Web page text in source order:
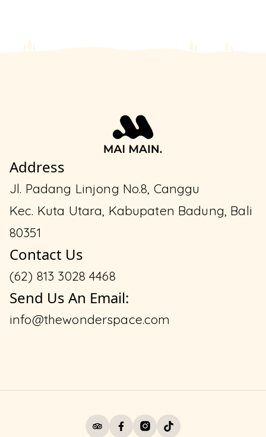
Address
Jl. Padang Linjong No.8, Canggu
Kec. Kuta Utara, Kabupaten Badung, Bali
80351
Contact Us
(62) 813 3028 4468
Send Us An Email:
info@thewonderspace.com